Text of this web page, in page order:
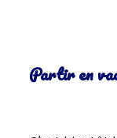
Partir en